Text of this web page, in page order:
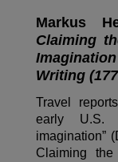
Markus
Claiming
Writing
Travel
early U.S.
imagination”
Claiming